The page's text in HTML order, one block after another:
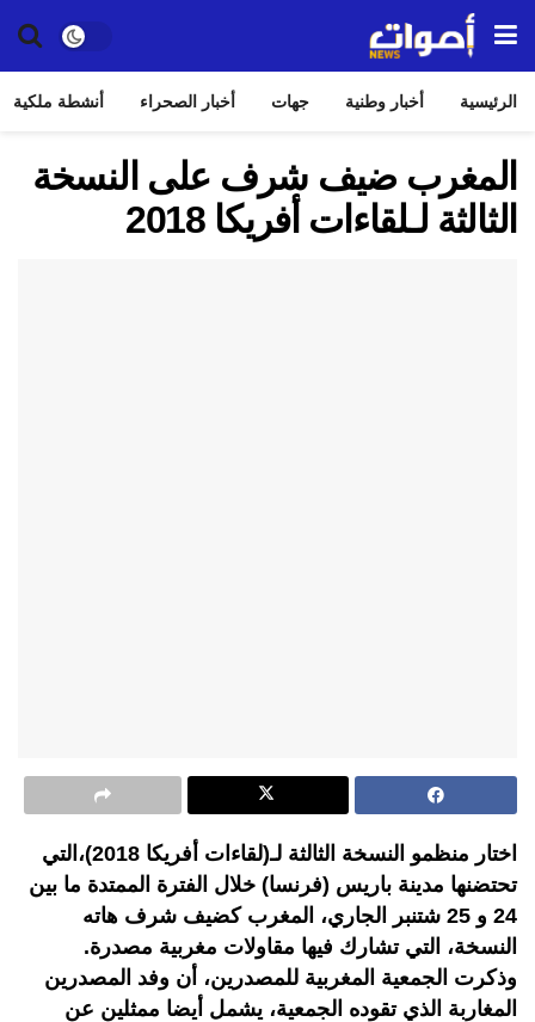
الرئيسية أخبار وطنية جهات أخبار الصحراء أنشطة ملكية
المغرب ضيف شرف على النسخة
الثالثة لـلقاءات أفريكا 2018
اختار منظمو النسخة الثالثة لـ(لقاءات أفريكا 2018)،التي
تحتضنها مدينة باريس (فرنسا) خلال الفترة الممتدة ما بين
24 و 25 شتنبر الجاري، المغرب كضيف شرف هاته
النسخة، التي تشارك فيها مقاولات مغربية مصدرة.
وذكرت الجمعية المغربية للمصدرين، أن وفد المصدرين
المغاربة الذي تقوده الجمعية، يشمل أيضا ممثلين عن